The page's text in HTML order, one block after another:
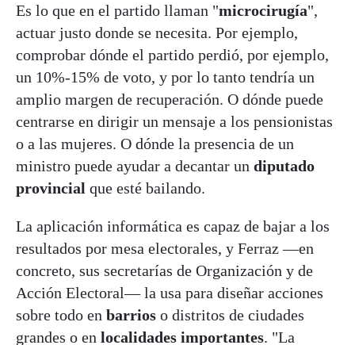
Es lo que en el partido llaman "microcirugía",
actuar justo donde se necesita. Por ejemplo,
comprobar dónde el partido perdió, por ejemplo,
un 10%-15% de voto, y por lo tanto tendría un
amplio margen de recuperación. O dónde puede
centrarse en dirigir un mensaje a los pensionistas
o a las mujeres. O dónde la presencia de un
ministro puede ayudar a decantar un diputado
provincial que esté bailando.
La aplicación informática es capaz de bajar a los
resultados por mesa electorales, y Ferraz —en
concreto, sus secretarías de Organización y de
Acción Electoral— la usa para diseñar acciones
sobre todo en barrios o distritos de ciudades
grandes o en localidades importantes. "La